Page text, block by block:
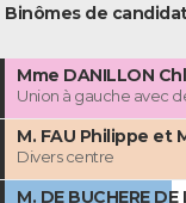
Binômes de
Mme DANILLON
Union à gauche avec
M. FAU Philippe et
Divers centre
M. DE BUCHERE